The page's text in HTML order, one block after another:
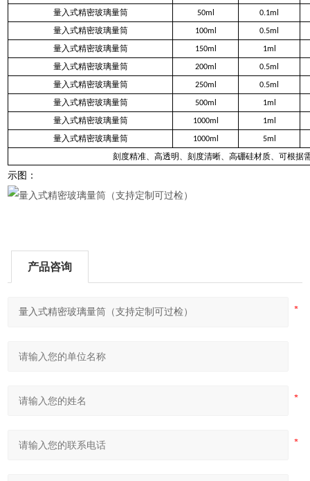
量入式精密玻璃量筒 50ml 0.1ml
量入式精密玻璃量筒 100ml 0.5ml
量入式精密玻璃量筒 150ml 1ml
量入式精密玻璃量筒 200ml 0.5ml
量入式精密玻璃量筒 250ml 0.5ml
量入式精密玻璃量筒 500ml 1ml
量入式精密玻璃量筒 1000ml 1ml
量入式精密玻璃量筒 1000ml 5ml
刻度精准、高透明、刻度清晰、高硼硅材质、可根据
示图：
产品咨询